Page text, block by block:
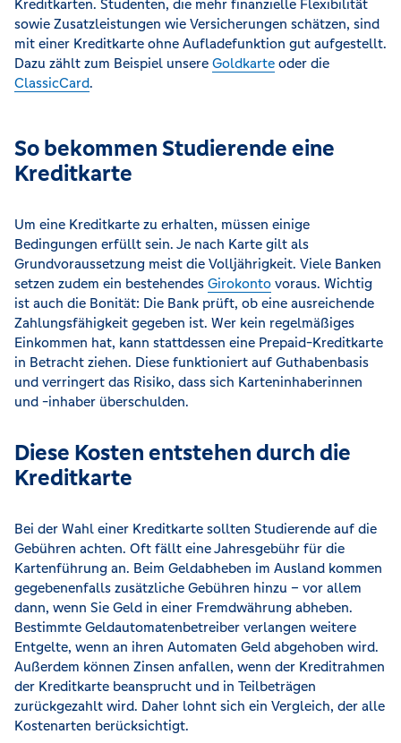
Kreditkarten. Studenten, die mehr finanzielle Flexibilität
sowie Zusatzleistungen wie Versicherungen schätzen, sind
mit einer Kreditkarte ohne Aufladefunktion gut aufgestellt.
Dazu zählt zum Beispiel unsere Goldkarte oder die
ClassicCard.
So bekommen Studierende eine
Kreditkarte
Um eine Kreditkarte zu erhalten, müssen einige
Bedingungen erfüllt sein. Je nach Karte gilt als
Grundvoraussetzung meist die Volljährigkeit. Viele Banken
setzen zudem ein bestehendes Girokonto voraus. Wichtig
ist auch die Bonität: Die Bank prüft, ob eine ausreichende
Zahlungsfähigkeit gegeben ist. Wer kein regelmäßiges
Einkommen hat, kann stattdessen eine Prepaid-Kreditkarte
in Betracht ziehen. Diese funktioniert auf Guthabenbasis
und verringert das Risiko, dass sich Karteninhaberinnen
und -inhaber überschulden.
Diese Kosten entstehen durch die
Kreditkarte
Bei der Wahl einer Kreditkarte sollten Studierende auf die
Gebühren achten. Oft fällt eine Jahresgebühr für die
Kartenführung an. Beim Geldabheben im Ausland kommen
gegebenenfalls zusätzliche Gebühren hinzu – vor allem
dann, wenn Sie Geld in einer Fremdwährung abheben.
Bestimmte Geldautomatenbetreiber verlangen weitere
Entgelte, wenn an ihren Automaten Geld abgehoben wird.
Außerdem können Zinsen anfallen, wenn der Kreditrahmen
der Kreditkarte beansprucht und in Teilbeträgen
zurückgezahlt wird. Daher lohnt sich ein Vergleich, der alle
Kostenarten berücksichtigt.